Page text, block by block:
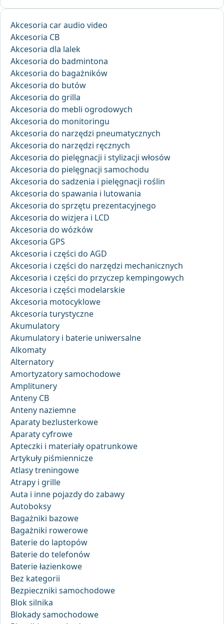
Akcesoria car audio video
Akcesoria CB
Akcesoria dla lalek
Akcesoria do badmintona
Akcesoria do bagażników
Akcesoria do butów
Akcesoria do grilla
Akcesoria do mebli ogrodowych
Akcesoria do monitoringu
Akcesoria do narzędzi pneumatycznych
Akcesoria do narzędzi ręcznych
Akcesoria do pielęgnacji i stylizacji włosów
Akcesoria do pielęgnacji samochodu
Akcesoria do sadzenia i pielęgnacji roślin
Akcesoria do spawania i lutowania
Akcesoria do sprzętu prezentacyjnego
Akcesoria do wizjera i LCD
Akcesoria do wózków
Akcesoria GPS
Akcesoria i części do AGD
Akcesoria i części do narzędzi mechanicznych
Akcesoria i części do przyczep kempingowych
Akcesoria i części modelarskie
Akcesoria motocyklowe
Akcesoria turystyczne
Akumulatory
Akumulatory i baterie uniwersalne
Alkomaty
Alternatory
Amortyzatory samochodowe
Amplitunery
Anteny CB
Anteny naziemne
Aparaty bezlusterkowe
Aparaty cyfrowe
Apteczki i materiały opatrunkowe
Artykuły piśmiennicze
Atlasy treningowe
Atrapy i grille
Auta i inne pojazdy do zabawy
Autoboksy
Bagażniki bazowe
Bagażniki rowerowe
Baterie do laptopów
Baterie do telefonów
Baterie łazienkowe
Bez kategorii
Bezpieczniki samochodowe
Blok silnika
Blokady samochodowe